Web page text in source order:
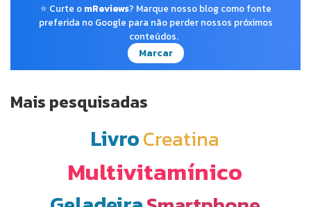
⭐ Curte o mReviews? Marque nosso blog como fonte
preferida no Google para não perder nossos próximos
conteúdos.
Marcar
Mais pesquisadas
LivroCreatina
Multivitamínico